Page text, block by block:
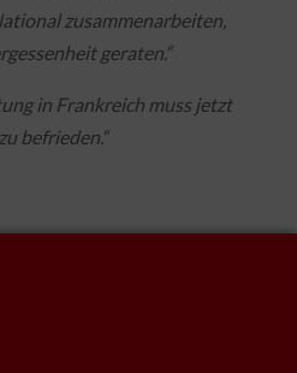
zusammenarbeiten,
geraten.“
in Frankreich muss jetzt
befrieden.“